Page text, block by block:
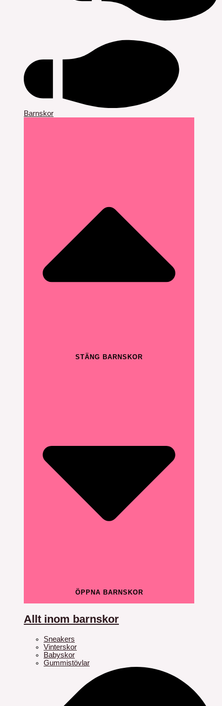
Barnskor
STÄNG BARNSKOR
ÖPPNA BARNSKOR
Allt inom barnskor
Sneakers
Vinterskor
Babyskor
Gummistövlar